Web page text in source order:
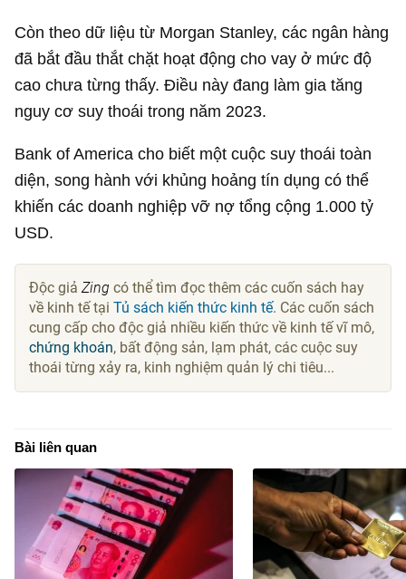
Còn theo dữ liệu từ Morgan Stanley, các ngân hàng
đã bắt đầu thắt chặt hoạt động cho vay ở mức độ
cao chưa từng thấy. Điều này đang làm gia tăng
nguy cơ suy thoái trong năm 2023.
Bank of America cho biết một cuộc suy thoái toàn
diện, song hành với khủng hoảng tín dụng có thể
khiến các doanh nghiệp vỡ nợ tổng cộng 1.000 tỷ
USD.
Độc giảZing có thể tìm đọc thêm các cuốn sách hay
về kinh tế tạiTủ sách kiến thức kinh tế. Các cuốn sách
cung cấp cho độc giả nhiều kiến thức về kinh tế vĩ mô,
chứng khoán, bất động sản, lạm phát, các cuộc suy
thoái từng xảy ra, kinh nghiệm quản lý chi tiêu...
Bài liên quan